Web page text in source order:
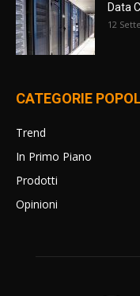
Data
12
CATEGORIE
Trend
In Primo Piano
Prodotti
Opinioni